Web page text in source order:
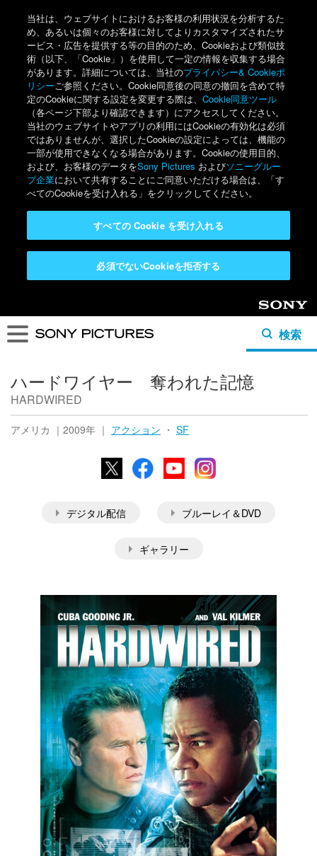
当社は、ウェブサイトにおけるお客様の利用状況を分析するた
め、あるいは個々のお客様に対してよりカスタマイズされたサ
ービス・広告を提供する等の目的のため、Cookieおよび類似技
術（以下、「Cookie」）を使用して一定の情報を収集する場合
があります。詳細については、当社のプライバシー& Cookieポ
リシーご参照ください。Cookie同意後の同意の撤回を含めて特
定のCookieに関する設定を変更する際は、Cookie同意ツール
（各ページ下部より確認できます）にアクセスしてください。
当社のウェブサイトやアプリの利用にはCookieの有効化は必須
ではありませんが、選択したCookieの設定によっては、機能の
一部が使用できなくなる場合があります。Cookieの使用目的、
および、お客様のデータをSony Pictures およびソニーグルー
プ企業において共有することにご同意いただける場合は、「す
べてのCookieを受け入れる」をクリックしてください。
必須でないCookieを拒否する
すべての Cookie を受け入れる
Sony
検索
ハードワイヤー 奪われた記憶
HARDWIRED
アメリカ ｜2009年 ｜ アクション ・ SF
X FacebookYouTubeInstagram
デジタル配信 ブルーレイ＆DVD
ギャラリー